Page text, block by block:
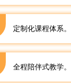
定制化课程体系。
全程陪伴式教学。